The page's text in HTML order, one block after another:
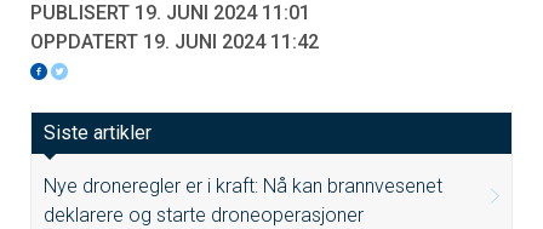
PUBLISERT 19. JUNI 2024 11:01
OPPDATERT 19. JUNI 2024 11:42
Siste artikler
Nye droneregler er i kraft: Nå kan brannvesenet
deklarere og starte droneoperasjoner